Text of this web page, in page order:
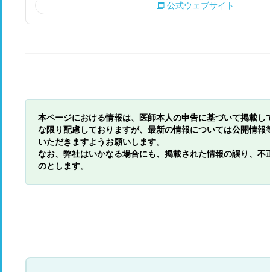
公式ウェブサイト
本ページにおける情報は、医師本人の申告に基づいて掲載
な限り配慮しておりますが、最新の情報については公開情
いただきますようお願いします。
なお、弊社はいかなる場合にも、掲載された情報の誤り、
のとします。